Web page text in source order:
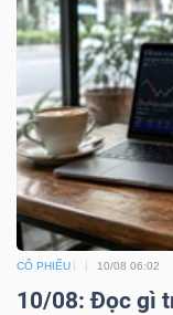
CỔ PHIẾU 10/08 06:02
10/08: Đọc gì
DỮ
LIỆU
Ngành
(-)
VS-
SECTOR